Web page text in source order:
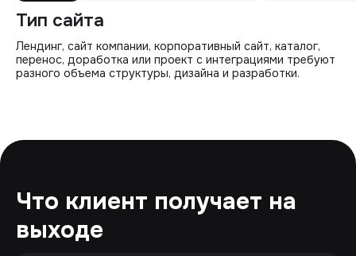
Тип сайта
Лендинг, сайт компании, корпоративный сайт, каталог,
перенос, доработка или проект с интеграциями требуют
разного объема структуры, дизайна и разработки.
Что клиент получает на
выходе